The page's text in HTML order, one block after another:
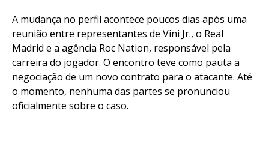
A mudança no perfil acontece poucos dias após uma
reunião entre representantes de Vini Jr., o Real
Madrid e a agência Roc Nation, responsável pela
carreira do jogador. O encontro teve como pauta a
negociação de um novo contrato para o atacante. Até
o momento, nenhuma das partes se pronunciou
oficialmente sobre o caso.